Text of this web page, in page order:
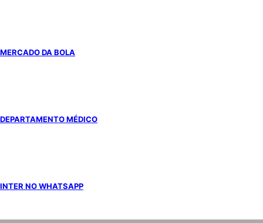
MERCADO DA BOLA
DEPARTAMENTO MÉDICO
INTER NO WHATSAPP